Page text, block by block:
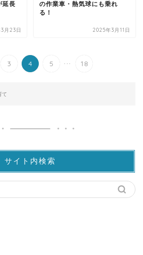
延長
月23日
の作業車・熱気球にも乗れ
る！
2025年3月11日
3 4 5 ... 18
て
サイト内検索